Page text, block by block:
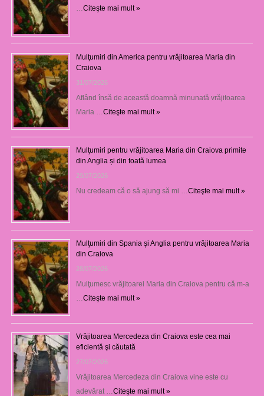
Citeşte mai mult »
Mulţumiri din America pentru vrăjitoarea Maria din
Craiova
31/07/2026
Aflând însă de această doamnă minunată vrăjitoarea
Maria … Citeşte mai mult »
Mulţumiri pentru vrăjitoarea Maria din Craiova primite
din Anglia și din toată lumea
29/07/2026
Nu credeam că o să ajung să mi … Citeşte mai mult »
Mulţumiri din Spania şi Anglia pentru vrăjitoarea Maria
din Craiova
28/07/2026
Mulţumesc vrăjitoarei Maria din Craiova pentru că m-a
Citeşte mai mult »
Vrăjitoarea Mercedeza din Craiova este cea mai
eficientă şi căutată
27/07/2026
Vrăjitoarea Mercedeza din Craiova vine este cu
adevărat … Citeşte mai mult »